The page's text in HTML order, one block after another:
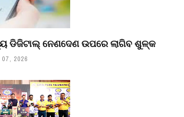
ଡିଜିଟାଲ୍ ନେଣଦେଣ ଉପରେ ଲାଗିବ ଶୁଳ୍କ
07, 2026